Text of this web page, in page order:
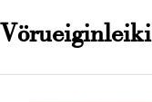
Vörueiginleiki